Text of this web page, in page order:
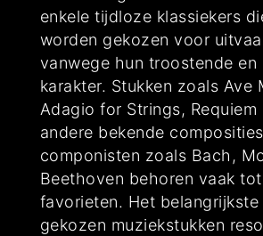
enkele tijdloze klassiekers
worden gekozen voor
vanwege hun troostende en
karakter. Stukken zoals Ave
Adagio for Strings, Requiem
andere bekende
componisten zoals Bach,
Beethoven behoren vaak
favorieten. Het
gekozen muziekstukken